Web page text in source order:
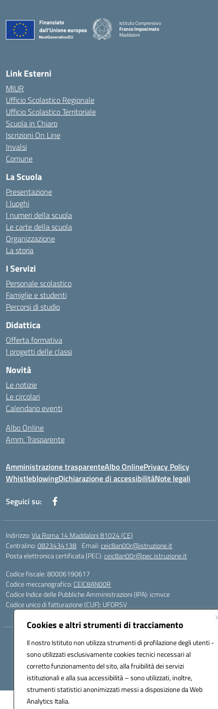
Cookies e altri strumenti di tracciamento
Il nostro Istituto non utilizza strumenti di profilazione degli utenti -
sono utilizzati esclusivamente cookies tecnici necessari al
corretto funzionamento del sito, alla fruibilità dei servizi
istituzionali e alla sua accessibilità – sono utilizzati, inoltre,
strumenti statistici anonimizzati messi a disposizione da Web
Analytics Italia.
Istituto Comprensivo
Franco Imposimato
Maddaloni
Link Esterni
MIUR
Ufficio Scolastico Regionale
Ufficio Scolastico Territoriale
Scuola in Chiaro
Iscrizioni On Line
Invalsi
Comune
La Scuola
Presentazione
I luoghi
I numeri della scuola
Le carte della scuola
Organizzazione
La storia
I Servizi
Personale scolastico
Famiglie e studenti
Percorsi di studio
Didattica
Offerta formativa
I progetti delle classi
Novità
Le notizie
Le circolari
Calendario eventi
Albo Online
Amm. Trasparente
Amministrazione trasparenteAlbo OnlinePrivacy Policy
WhistleblowingDichiarazione di accessibilitàNote legali
Seguici su:
Indirizzo:Via Roma 14 Maddaloni 81024 (CE)
Centralino:0823434138 Email:ceic8an00r@istruzione.it
Posta elettronica certificata (PEC):ceic8an00r@pec.istruzione.it
Codice fiscale: 80006190617
Codice meccanografico: CEIC8AN00R
Codice Indice delle Pubbliche Amministrazioni (IPA): icmvce
Codice unico di fatturazione (CUF): UFORSV
Hosting & Powered by 3D Solution S.r.l.
Concept & Design by Designers Italia